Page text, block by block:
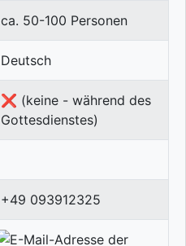
ca. 50-100 Personen
Deutsch
❌ (keine - während des
Gottesdienstes)
+49 093912325